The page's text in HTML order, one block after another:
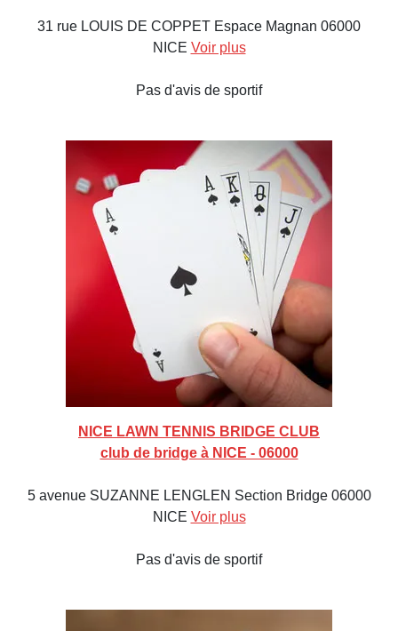
31 rue LOUIS DE COPPET Espace Magnan 06000
NICE Voir plus
Pas d'avis de sportif
NICE LAWN TENNIS BRIDGE CLUB
club de bridge à NICE - 06000
5 avenue SUZANNE LENGLEN Section Bridge 06000
NICE Voir plus
Pas d'avis de sportif